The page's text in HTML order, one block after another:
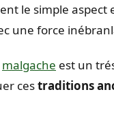
le simple
une force
malgache est un
cestraditions